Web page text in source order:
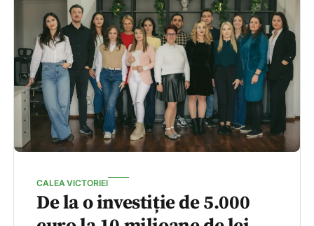
CALEA VICTORIEI
De la o investiție de 5.000